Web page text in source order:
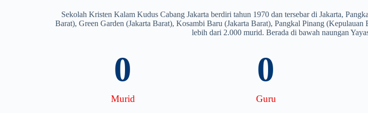
Selengkapnya
Sekolah Kristen Kalam Kudus Cabang Jakarta berdiri tahun 1970 dan tersebar di Jakarta,
Barat), Green Garden (Jakarta Barat), Kosambi Baru (Jakarta Barat), Pangkal Pinang
lebih dari 2.000 murid. Berada di bawah naungan
Murid
0
Guru
0